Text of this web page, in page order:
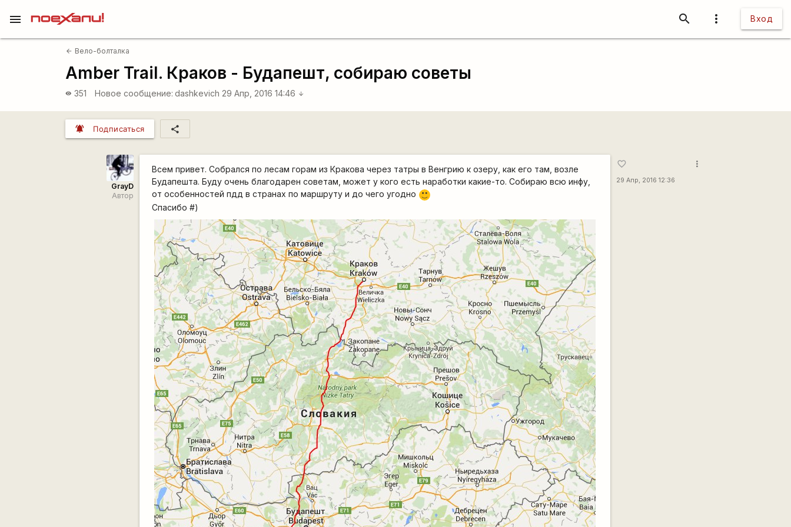
more_vert Вход
search
menu
arrow_back Вело-болталка
Amber Trail. Краков - Будапешт, собираю советы
visibility 351 Новое сообщение: dashkevich 29 Апр, 2016 14:46 arrow_downward
notifications_active Подписаться share
GrayD
Автор
Всем привет. Собрался по лесам горам из Кракова через татры в Венгрию к озеру, как его там, возле
Будапешта. Буду очень благодарен советам, может у кого есть наработки какие-то. Собираю всю инфу,
от особенностей пдд в странах по маршруту и до чего угодно
:)
Спасибо #)
favorite_border
29 Апр, 2016 12:36
more_vert